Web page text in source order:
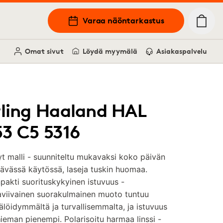
Varaa näöntarkastus
Omat sivut Löydä myymälä Asiakaspalvelu
Haaland HAL
C5 5316
malli - suunniteltu mukavaksi koko päivän
käytössä, laseja tuskin huomaa.
suorituskykyinen istuvuus -
suorakulmainen muoto tuntuu
ja turvallisemmalta, ja istuvuus
pienempi. Polarisoitu harmaa linssi -